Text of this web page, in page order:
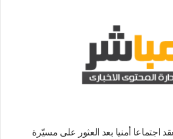
اجتماعا أمنيا بعد العثور على مسيّرة